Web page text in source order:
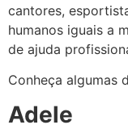
cantores,
humanos iguais a
de ajuda
Conheça algumas
Adele